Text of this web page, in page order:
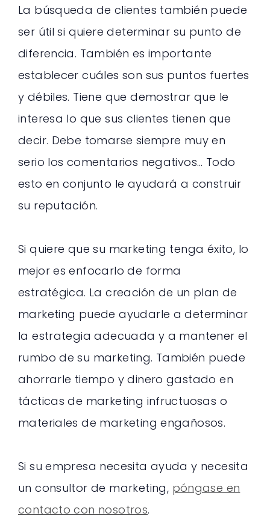
La búsqueda de clientes también puede
ser útil si quiere determinar su punto de
diferencia. También es importante
establecer cuáles son sus puntos fuertes
y débiles. Tiene que demostrar que le
interesa lo que sus clientes tienen que
decir. Debe tomarse siempre muy en
serio los comentarios negativos… Todo
esto en conjunto le ayudará a construir
su reputación.
Si quiere que su marketing tenga éxito, lo
mejor es enfocarlo de forma
estratégica. La creación de un plan de
marketing puede ayudarle a determinar
la estrategia adecuada y a mantener el
rumbo de su marketing. También puede
ahorrarle tiempo y dinero gastado en
tácticas de marketing infructuosas o
materiales de marketing engañosos.
Si su empresa necesita ayuda y necesita
un consultor de marketing, póngase en
contacto con nosotros.